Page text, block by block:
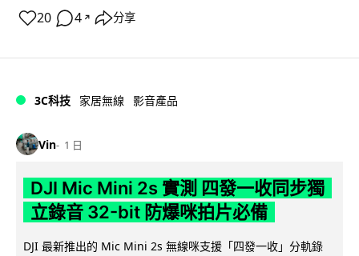
20 4 ↗ 分享
3C科技 家居無線 影音產品
Vin 1 日
DJI Mic Mini 2s 實測 四發一收同步獨
立錄音 32-bit 防爆咪拍片必備
DJI 最新推出的 Mic Mini 2s 無線咪支援「四發一收」分軌錄